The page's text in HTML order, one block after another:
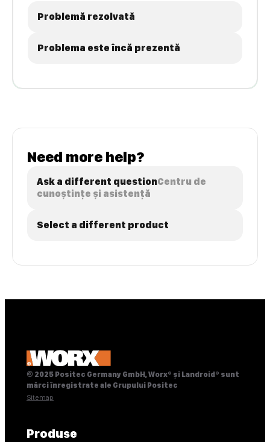
Problemă rezolvată
Problema este încă prezentă
Need more help?
Ask a different questionCentru de
cunoștințe și asistență
Select a different product
© 2025 Positec Germany GmbH, Worx® și Landroid® sunt
mărci înregistrate ale Grupului Positec
Sitemap
Produse